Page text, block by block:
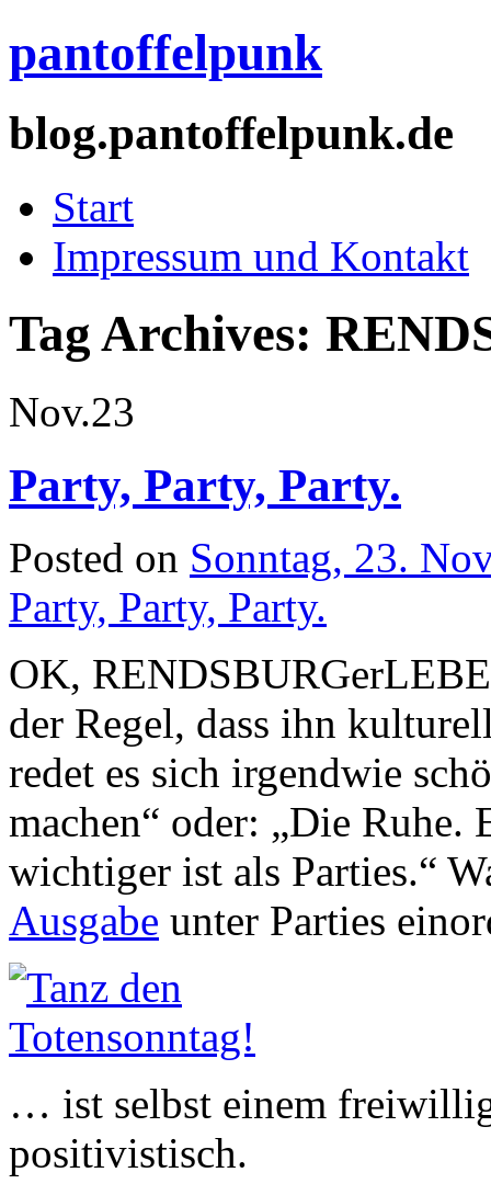
pantoffelpunk
blog.pantoffelpunk.de
Start
Impressum und Kontakt
Tag Archives:
Nov.23
Party, Party, Party.
Posted on Sonntag, 23.
Party, Party, Party.
OK,
der Regel, dass ihn
redet es sich irgendwie
machen“ oder: „Die
wichtiger ist als Parties.“
Ausgabe unter Parties
… ist selbst einem
positivistisch.